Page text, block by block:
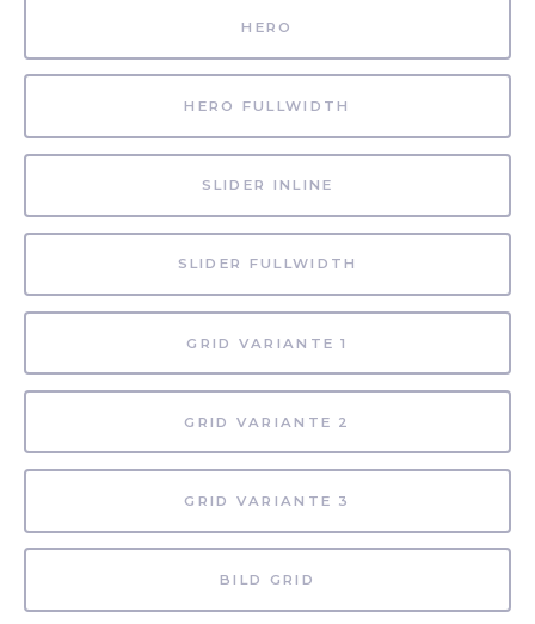
HERO
HERO FULLWIDTH
SLIDER INLINE
SLIDER FULLWIDTH
GRID VARIANTE 1
GRID VARIANTE 2
GRID VARIANTE 3
BILD GRID